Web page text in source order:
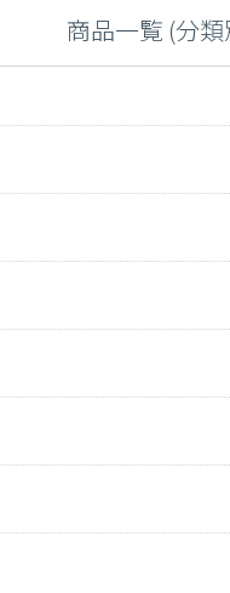
商品一覧 (分